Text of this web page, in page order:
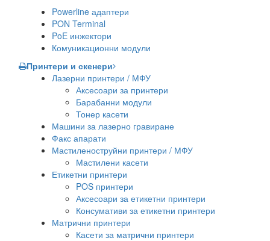
Powerline адаптери
PON Terminal
PoE инжектори
Комуникационни модули
Принтери и скенери
Лазерни принтери / МФУ
Аксесоари за принтери
Барабанни модули
Тонер касети
Машини за лазерно гравиране
Факс апарати
Мастиленоструйни принтери / МФУ
Мастилени касети
Етикетни принтери
POS принтери
Аксесоари за етикетни принтери
Консумативи за етикетни принтери
Матрични принтери
Касети за матрични принтери